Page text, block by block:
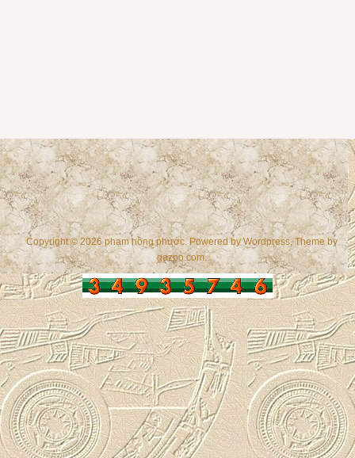
Copyright © 2026 phạm hồng phước. Powered byWordpress, Theme by
gazpo.com.